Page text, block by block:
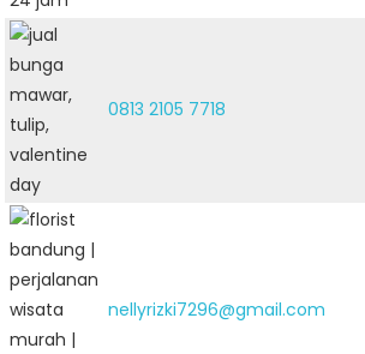
0813 2105 7718
nellyrizki7296@gmail.com